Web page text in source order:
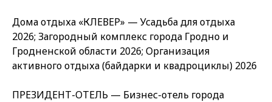
Дома отдыха «КЛЕВЕР» — Усадьба для отдыха
2026; Загородный комплекс города Гродно и
Гродненской области 2026; Организация
активного отдыха (байдарки и квадроциклы) 2026
ПРЕЗИДЕНТ-ОТЕЛЬ — Бизнес-отель города